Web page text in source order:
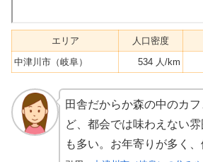
エリア 人口密度
中津川市（岐阜）
534 人/km
田舎だからか森の中のカ
ど、都会では味わえない
も多い。お年寄りが多く、